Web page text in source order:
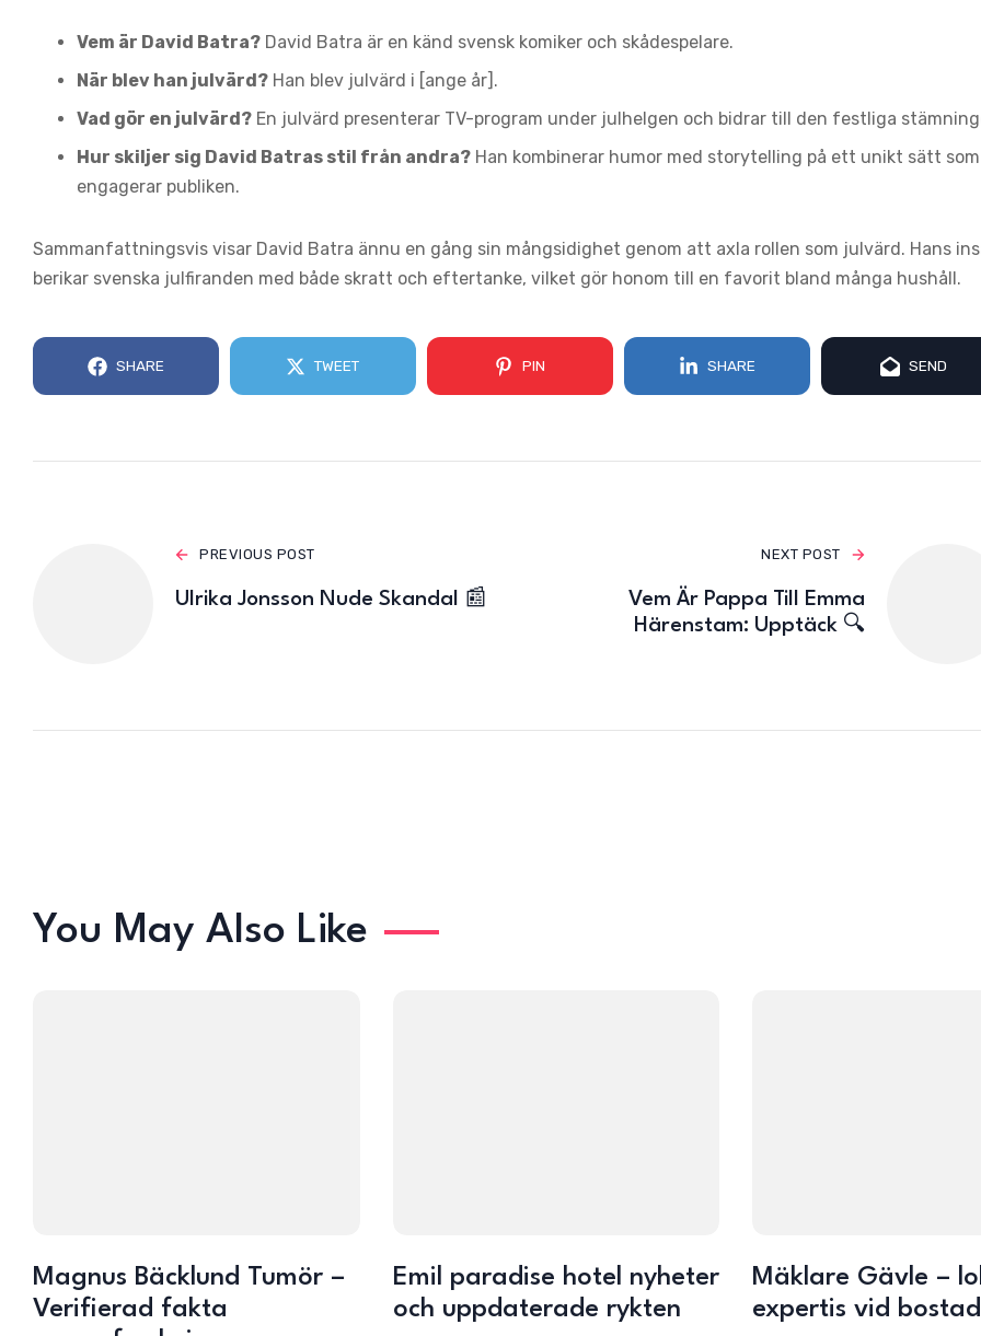
Vem är David Batra? David Batra är en känd svensk komiker och skådespelare.
När blev han julvärd? Han blev julvärd i [ange år].
Vad gör en julvärd? En julvärd presenterar TV-program under julhelgen och bidrar till den festliga
Hur skiljer sig David Batras stil från andra? Han kombinerar humor med storytelling på ett unikt sätt som
engagerar publiken.
Sammanfattningsvis visar David Batra ännu en gång sin mångsidighet genom att axla rollen som julvärd. Hans
berikar svenska julfiranden med både skratt och eftertanke, vilket gör honom till en favorit bland många hushåll.
SHARE TWEET PIN SHARE SEND
PREVIOUS POST
Ulrika Jonsson Nude Skandal 📰
NEXT POST
Vem Är Pappa Till Emma
Härenstam: Upptäck 🔍
You May Also Like
Magnus Bäcklund Tumör –
Verifierad fakta
Emil paradise hotel nyheter
och uppdaterade rykten
Mäklare Gävle –
expertis vid